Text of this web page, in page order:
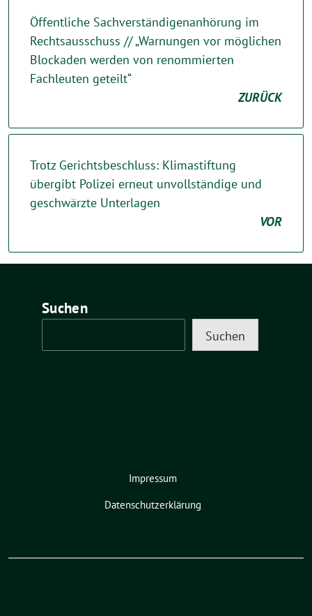
Öffentliche Sachverständigenanhörung im
Rechtsausschuss // „Warnungen vor möglichen
Blockaden werden von renommierten
Fachleuten geteilt“
ZURÜCK
Trotz Gerichtsbeschluss: Klimastiftung
übergibt Polizei erneut unvollständige und
geschwärzte Unterlagen
VOR
Suchen
Suchen
Impressum
Datenschutzerklärung